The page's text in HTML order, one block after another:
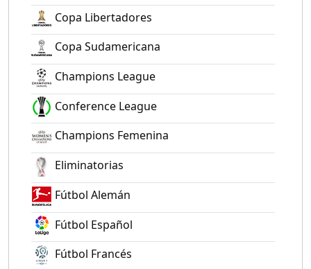
Copa Libertadores
Copa Sudamericana
Champions League
Conference League
Champions Femenina
Eliminatorias
Fútbol Alemán
Fútbol Español
Fútbol Francés